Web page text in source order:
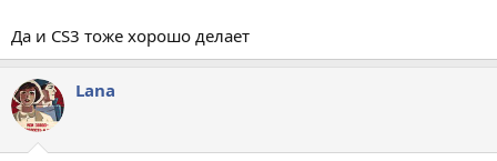
Да и CS3 тоже хорошо делает
Lana